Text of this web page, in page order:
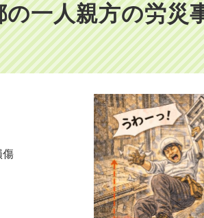
の一人親方の労災
傷